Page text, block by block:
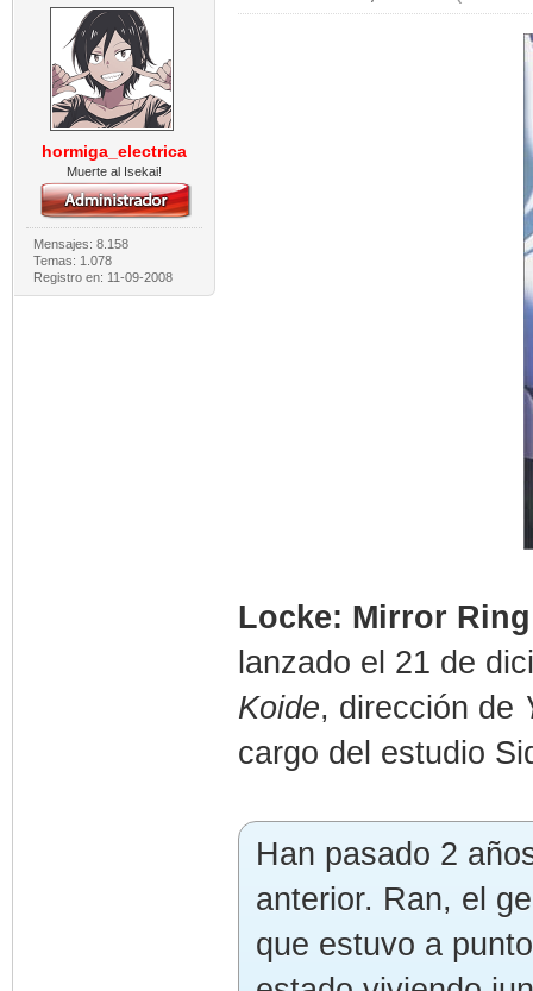
hormiga_electrica
Muerte al Isekai!
Mensajes: 8.158
Temas: 1.078
Registro en: 11-09-2008
Locke: Mirror
lanzado el 21 de
Koide, dirección de
cargo del estudio
Han pasado 2
anterior. Ran, el
que estuvo a